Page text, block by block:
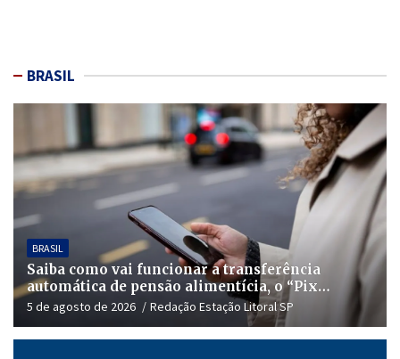
BRASIL
BRASIL
Saiba como vai funcionar a transferência
automática de pensão alimentícia, o “Pix
Pensão”
5 de agosto de 2026 Redação Estação Litoral SP